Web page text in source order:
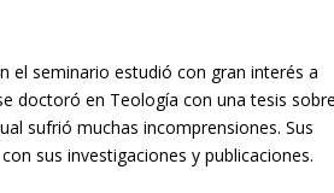
el seminario estudió con gran interés a
doctoró en Teología con una tesis
sufrió muchas incomprensiones. Sus
sus investigaciones y publicaciones.